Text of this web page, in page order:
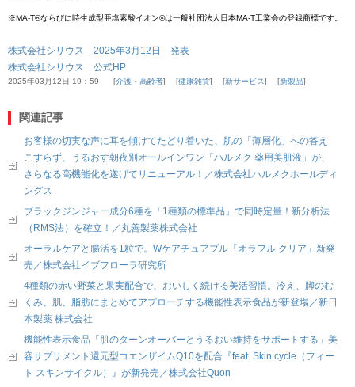
※MA-T®︎ならびに時生成型亜塩素酸イオン®︎は一般社団法人日本MA-T工業会の登録商標です。
株式会社シリウス 2025年3月12日 発表
株式会社シリウス 公式HP
2025年03月12日 19：59 介護・高齢者 健康雑貨 新サービス 新製品
関連記事
お客様の切実な声に耳を傾けてたどり着いた、肌の「薄層化」への答え
こすらず、うるおす朝夜別オールインワン「ハルメク 薬用美肌液」が、
さらなる高機能化を遂げてリニューアル！／株式会社ハルメクホールディ
ングス
ブラックジンジャー成分6種を「1種類の標準品」で同時定量！新分析法
（RMS法）を確立！／丸善製薬株式会社
オーラルケアと腸活を1粒で。Wケアチュアブル「オラフル クリア」新発
売／株式会社イブフローラ研究所
4種類の赤い野菜と果実配合で、おいしく続ける美活習慣。冷え、脚のむ
くみ、肌、脂肪にまとめてアプローチする機能性表示食品が新登場／新日
本製薬 株式会社
機能性表示食品「肌のターンオーバーとうるおい維持をサポートする」美
容サプリメント還元型コエンザイムQ10を配合『feat. Skin cycle（フィー
ト スキンサイクル）』が新発売／株式会社Quon